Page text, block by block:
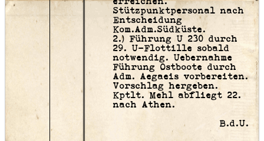
Stützpunktpersonal nach
Entscheidung
Kom.Adm.Südküste.
2.) Führung U 230 durch
29. U-Flottille sobald
notwendig. Uebernahme
Führung Ostboote durch
Adm. Aegaeis vorbereiten.
Vorschlag hergeben.
Kptlt. Mehl abfliegt 22.
nach Athen.
B.d.U.